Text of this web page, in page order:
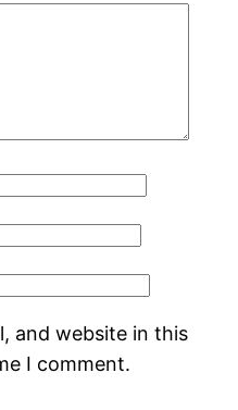
and website in this
I comment.